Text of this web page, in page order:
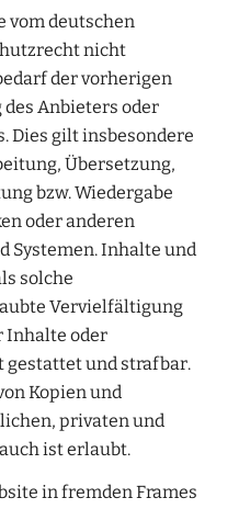
vom deutschen
nicht
der vorherigen
Anbieters oder
Dies gilt insbesondere
Übersetzung,
bzw. Wiedergabe
oder anderen
Systemen. Inhalte und
solche
Vervielfältigung
Inhalte oder
und strafbar.
Kopien und
privaten und
ist erlaubt.
in fremden Frames